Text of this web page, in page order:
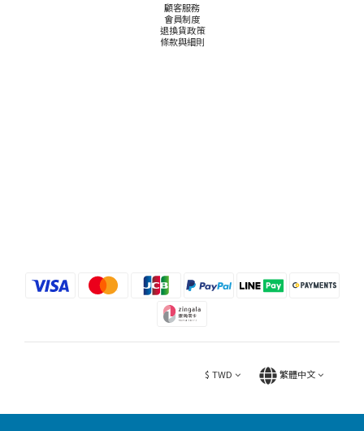
顧客服務
會員制度
退換貨政策
條款與細則
$ TWD 繁體中文